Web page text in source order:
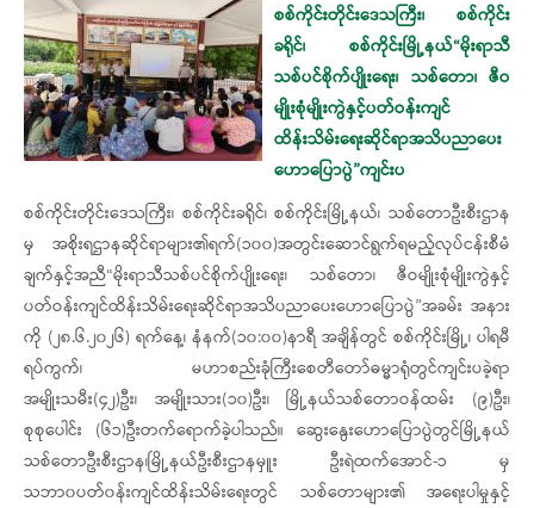
စစ်ကိုင်းတိုင်းဒေသကြီး၊ စစ်ကိုင်း
ခရိုင်၊ စစ်ကိုင်းမြို့နယ်“မိုးရာသီ
သစ်ပင်စိုက်ပျိုးရေး၊ သစ်တော၊ ဇီဝ
မျိုးစုံမျိုးကွဲနှင့်ပတ်ဝန်းကျင်
ထိန်းသိမ်းရေးဆိုင်ရာအသိပညာပေး
ဟောပြောပွဲ”ကျင်းပ
စစ်ကိုင်းတိုင်းဒေသကြီး၊ စစ်ကိုင်းခရိုင်၊ စစ်ကိုင်းမြို့နယ်၊ သစ်တောဦးစီးဌာန
မှ အစိုးရဌာနဆိုင်ရာများ၏ရက်(၁၀၀)အတွင်းဆောင်ရွက်ရမည့်လုပ်ငန်းစီမံ
ချက်နှင့်အညီ“မိုးရာသီသစ်ပင်စိုက်ပျိုးရေး၊ သစ်တော၊ ဇီဝမျိုးစုံမျိုးကွဲနှင့်
ပတ်ဝန်းကျင်ထိန်းသိမ်းရေးဆိုင်ရာအသိပညာပေးဟောပြောပွဲ”အခမ်း အနား
ကို (၂၈.၆.၂၀၂၆) ရက်နေ့၊ နံနက်(၁၀:၀၀)နာရီ အချိန်တွင် စစ်ကိုင်းမြို့၊ ပါရမီ
ရပ်ကွက်၊ မဟာစည်းခုံကြီးစေတီတော်ဓမ္မာရုံတွင်ကျင်းပခဲ့ရာ
အမျိုးသမီး(၄၂)ဦး၊ အမျိုးသား(၁၀)ဦး၊ မြို့နယ်သစ်တောဝန်ထမ်း (၉)ဦး၊
စုစုပေါင်း (၆၁)ဦးတက်ရောက်ခဲ့ပါသည်။ ဆွေးနွေး‌ဟောပြောပွဲတွင်မြို့နယ်
သစ်တောဦးစီးဌာန၊မြို့နယ်ဦးစီးဌာနမှူး ဦးရဲထက်အောင်-၁ မှ
သဘာ၀ပတ်၀န်းကျင်ထိန်းသိမ်းရေးတွင် သစ်တောများ၏ အရေးပါမှုနှင့်